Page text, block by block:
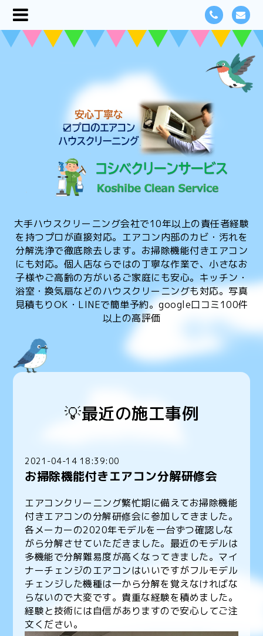
大手ハウスクリーニング会社で10年以上の責任者経験
を持つプロが直接対応。エアコン内部のカビ・汚れを
分解洗浄で徹底除去します。お掃除機能付きエアコン
にも対応。個人店ならではの丁寧な作業で、小さなお
子様やご高齢の方がいるご家庭にも安心。キッチン・
浴室・換気扇などのハウスクリーニングも対応。写真
見積もりOK・LINEで簡単予約。google口コミ100件
以上の高評価
💡最近の施工事例
2021-04-14 18:39:00
お掃除機能付きエアコン分解研修会
エアコンクリーニング繁忙期に備えてお掃除機能
付きエアコンの分解研修会に参加してきました。
各メーカーの2020年モデルを一台ずつ確認しな
がら分解させていただきました。最近のモデルは
多機能で分解難易度が高くなってきました。マイ
ナーチェンジのエアコンはいいですがフルモデル
チェンジした機種は一から分解を覚えなければな
らないので大変です。貴重な経験を積めました。
経験と技術には自信がありますので安心してご注
文ください。